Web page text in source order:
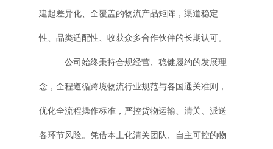
建起差异化、全覆盖的物流产品矩阵，渠道稳定
性、品类适配性、收获众多合作伙伴的长期认可。
公司始终秉持合规经营、稳健履约的发展理
念，全程遵循跨境物流行业规范与各国通关准则，
优化全流程操作标准，严控货物运输、清关、派送
各环节风险。凭借本土化清关团队、自主可控的物